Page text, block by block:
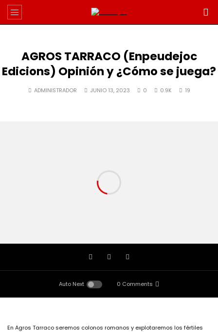
AGROS TARRACO (Enpeudejoc
Edicions) Opinión y ¿Cómo se juega?
ADMINISTRADOR JUNIO 13, 2023 0 0.9K 19
Auto Next 0 Comments
En Agros Tarraco seremos colonos romanos y explotaremos los fértiles